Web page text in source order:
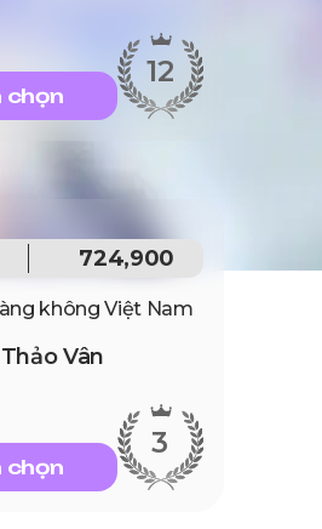
chọn
12
724,900
không Việt Nam
Vân
chọn
3